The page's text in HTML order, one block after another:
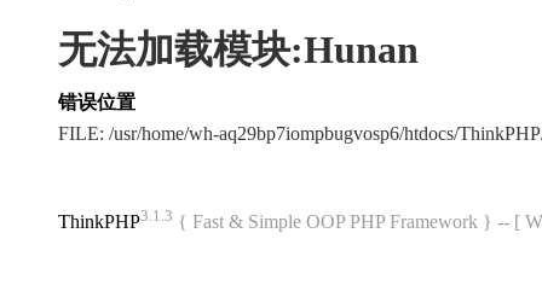
无法加载模块:Hunan
错误位置
FILE: /usr/home/wh-aq29bp7iompbugvosp6/htdocs/
ThinkPHP3.1.3 { Fast & Simple OOP PHP Framework } -- [